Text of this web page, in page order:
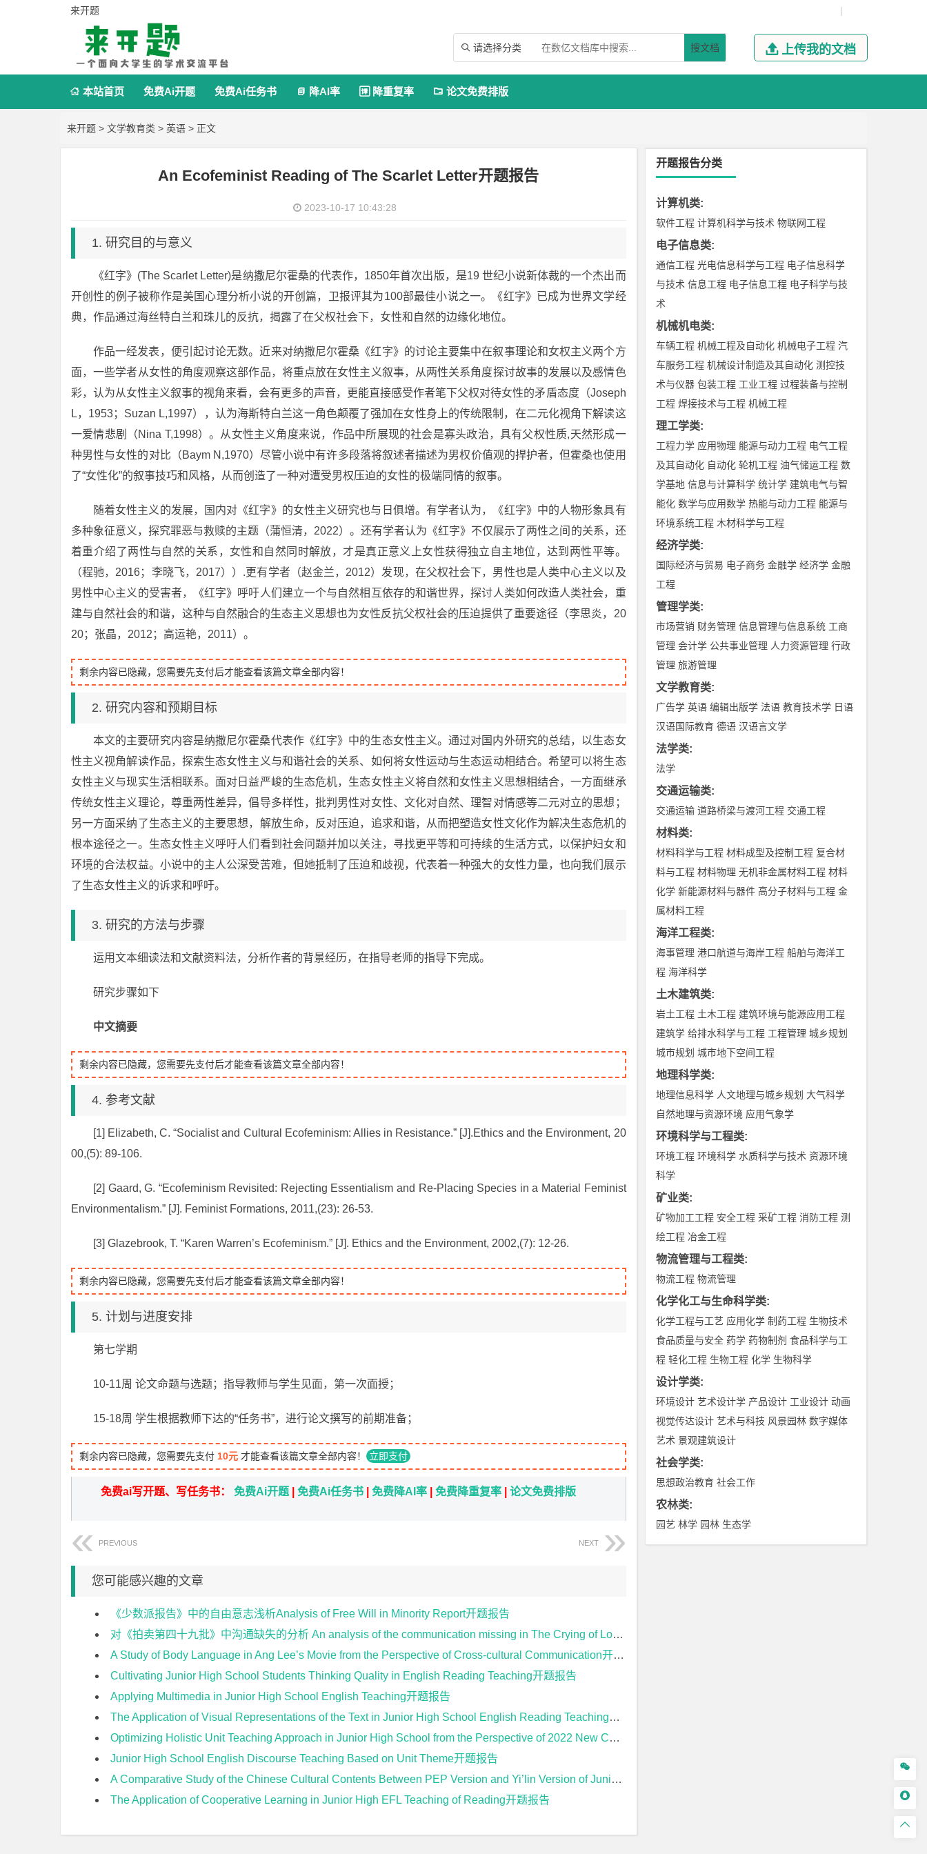
来开题 |
 请选择分类 搜文档  上传我的文档
 本站首页 免费Ai开题 免费Ai任务书  降AI率  降重复率  论文免费排版
来开题 > 文学教育类 > 英语 > 正文
An Ecofeminist Reading of The Scarlet Letter开题报告
2023-10-17 10:43:28
1. 研究目的与意义
《红字》(The Scarlet Letter)是纳撒尼尔霍桑的代表作，1850年首次出版，是19 世纪小说新体裁的一个杰出而
开创性的例子被称作是美国心理分析小说的开创篇，卫报评其为100部最佳小说之一。《红字》已成为世界文学经
典，作品通过海丝特白兰和珠儿的反抗，揭露了在父权社会下，女性和自然的边缘化地位。
作品一经发表，便引起讨论无数。近来对纳撒尼尔霍桑《红字》的讨论主要集中在叙事理论和女权主义两个方
面，一些学者从女性的角度观察这部作品，将重点放在女性主义叙事，从两性关系角度探讨故事的发展以及感情色
彩，认为从女性主义叙事的视角来看，会有更多的声音，更能直接感受作者笔下父权对待女性的矛盾态度（Joseph
L，1953；Suzan L,1997），认为海斯特白兰这一角色颠覆了强加在女性身上的传统限制，在二元化视角下解读这
一爱情悲剧（Nina T,1998）。从女性主义角度来说，作品中所展现的社会是寡头政治，具有父权性质,天然形成一
种男性与女性的对比（Baym N,1970）尽管小说中有许多段落将叙述者描述为男权价值观的捍护者，但霍桑也使用
了“女性化”的叙事技巧和风格，从而创造了一种对遭受男权压迫的女性的极端同情的叙事。
随着女性主义的发展，国内对《红字》的女性主义研究也与日俱增。有学者认为，《红字》中的人物形象具有
多种象征意义，探究罪恶与救赎的主题（蒲恒清，2022）。还有学者认为《红字》不仅展示了两性之间的关系，还
着重介绍了两性与自然的关系，女性和自然同时解放，才是真正意义上女性获得独立自主地位，达到两性平等。
（程驰，2016；李晓飞，2017））.更有学者（赵金兰，2012）发现，在父权社会下，男性也是人类中心主义以及
男性中心主义的受害者，《红字》呼吁人们建立一个与自然相互依存的和谐世界，探讨人类如何改造人类社会，重
建与自然社会的和谐，这种与自然融合的生态主义思想也为女性反抗父权社会的压迫提供了重要途径（李思炎，20
20；张晶，2012；高运艳，2011）。
剩余内容已隐藏，您需要先支付后才能查看该篇文章全部内容！
2. 研究内容和预期目标
本文的主要研究内容是纳撒尼尔霍桑代表作《红字》中的生态女性主义。通过对国内外研究的总结，以生态女
性主义视角解读作品，探索生态女性主义与和谐社会的关系、如何将女性运动与生态运动相结合。希望可以将生态
女性主义与现实生活相联系。面对日益严峻的生态危机，生态女性主义将自然和女性主义思想相结合，一方面继承
传统女性主义理论，尊重两性差异，倡导多样性，批判男性对女性、文化对自然、理智对情感等二元对立的思想；
另一方面采纳了生态主义的主要思想，解放生命，反对压迫，追求和谐，从而把塑造女性文化作为解决生态危机的
根本途径之一。生态女性主义呼吁人们看到社会问题并加以关注，寻找更平等和可持续的生活方式，以保护妇女和
环境的合法权益。小说中的主人公深受苦难，但她抵制了压迫和歧视，代表着一种强大的女性力量，也向我们展示
了生态女性主义的诉求和呼吁。
3. 研究的方法与步骤
运用文本细读法和文献资料法，分析作者的背景经历，在指导老师的指导下完成。
研究步骤如下
中文摘要
剩余内容已隐藏，您需要先支付后才能查看该篇文章全部内容！
4. 参考文献
[1] Elizabeth, C. “Socialist and Cultural Ecofeminism: Allies in Resistance.” [J].Ethics and the Environment, 20
00,(5): 89-106.
[2] Gaard, G. “Ecofeminism Revisited: Rejecting Essentialism and Re-Placing Species in a Material Feminist
Environmentalism.” [J]. Feminist Formations, 2011,(23): 26-53.
[3] Glazebrook, T. “Karen Warren’s Ecofeminism.” [J]. Ethics and the Environment, 2002,(7): 12-26.
剩余内容已隐藏，您需要先支付后才能查看该篇文章全部内容！
5. 计划与进度安排
第七学期
10-11周 论文命题与选题；指导教师与学生见面，第一次面授；
15-18周 学生根据教师下达的“任务书”，进行论文撰写的前期准备；
剩余内容已隐藏，您需要先支付 10元 才能查看该篇文章全部内容！ 立即支付
免费ai写开题、写任务书： 免费Ai开题 免费Ai任务书 免费降AI率 免费降重复率 论文免费排版
PREVIOUS NEXT
您可能感兴趣的文章
《少数派报告》中的自由意志浅析Analysis of Free Will in Minority Report开题报告
对《拍卖第四十九批》中沟通缺失的分析 An analysis of the communication missing in The Crying of Lot 49开题报告
A Study of Body Language in Ang Lee’s Movie from the Perspective of Cross-cultural Communication开题报告
Cultivating Junior High School Students Thinking Quality in English Reading Teaching开题报告
Applying Multimedia in Junior High School English Teaching开题报告
The Application of Visual Representations of the Text in Junior High School English Reading Teaching开题报告
Optimizing Holistic Unit Teaching Approach in Junior High School from the Perspective of 2022 New Curriculum开题报告
Junior High School English Discourse Teaching Based on Unit Theme开题报告
A Comparative Study of the Chinese Cultural Contents Between PEP Version and Yi’lin Version of Junior High English Textbooks开题报告
The Application of Cooperative Learning in Junior High EFL Teaching of Reading开题报告
开题报告分类
计算机类:
软件工程 计算机科学与技术 物联网工程
电子信息类:
通信工程 光电信息科学与工程 电子信息科学
与技术 信息工程 电子信息工程 电子科学与技
术
机械机电类:
车辆工程 机械工程及自动化 机械电子工程 汽
车服务工程 机械设计制造及其自动化 测控技
术与仪器 包装工程 工业工程 过程装备与控制
工程 焊接技术与工程 机械工程
理工学类:
工程力学 应用物理 能源与动力工程 电气工程
及其自动化 自动化 轮机工程 油气储运工程 数
学基地 信息与计算科学 统计学 建筑电气与智
能化 数学与应用数学 热能与动力工程 能源与
环境系统工程 木材科学与工程
经济学类:
国际经济与贸易 电子商务 金融学 经济学 金融
工程
管理学类:
市场营销 财务管理 信息管理与信息系统 工商
管理 会计学 公共事业管理 人力资源管理 行政
管理 旅游管理
文学教育类:
广告学 英语 编辑出版学 法语 教育技术学 日语
汉语国际教育 德语 汉语言文学
法学类:
法学
交通运输类:
交通运输 道路桥梁与渡河工程 交通工程
材料类:
材料科学与工程 材料成型及控制工程 复合材
料与工程 材料物理 无机非金属材料工程 材料
化学 新能源材料与器件 高分子材料与工程 金
属材料工程
海洋工程类:
海事管理 港口航道与海岸工程 船舶与海洋工
程 海洋科学
土木建筑类:
岩土工程 土木工程 建筑环境与能源应用工程
建筑学 给排水科学与工程 工程管理 城乡规划
城市规划 城市地下空间工程
地理科学类:
地理信息科学 人文地理与城乡规划 大气科学
自然地理与资源环境 应用气象学
环境科学与工程类:
环境工程 环境科学 水质科学与技术 资源环境
科学
矿业类:
矿物加工工程 安全工程 采矿工程 消防工程 测
绘工程 冶金工程
物流管理与工程类:
物流工程 物流管理
化学化工与生命科学类:
化学工程与工艺 应用化学 制药工程 生物技术
食品质量与安全 药学 药物制剂 食品科学与工
程 轻化工程 生物工程 化学 生物科学
设计学类:
环境设计 艺术设计学 产品设计 工业设计 动画
视觉传达设计 艺术与科技 风景园林 数字媒体
艺术 景观建筑设计
社会学类:
思想政治教育 社会工作
农林类:
园艺 林学 园林 生态学


